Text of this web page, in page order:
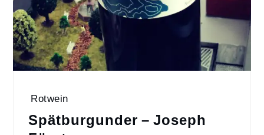
Rotwein
Spätburgunder – Joseph